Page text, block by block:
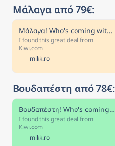
Μάλαγα από 79€:
Μάλαγα! Who's coming with me?
I found this great deal from
Kiwi.com
mikk.ro
Βουδαπέστη από 78€:
Βουδαπέστη! Who's coming with me?
I found this great deal from
Kiwi.com
mikk.ro